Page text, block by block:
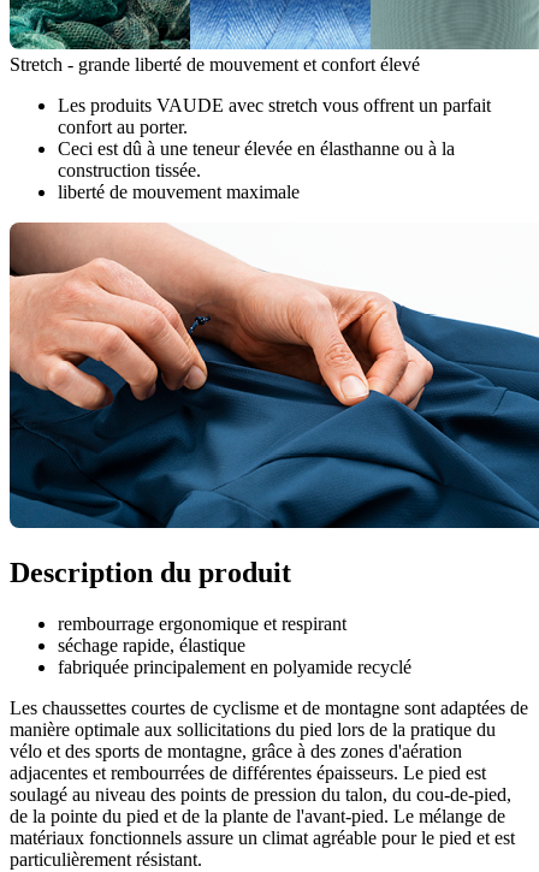
Stretch - grande liberté de mouvement et confort élevé
Les produits VAUDE avec stretch vous offrent un parfait
confort au porter.
Ceci est dû à une teneur élevée en élasthanne ou à la
construction tissée.
liberté de mouvement maximale
Description du produit
rembourrage ergonomique et respirant
séchage rapide, élastique
fabriquée principalement en polyamide recyclé
Les chaussettes courtes de cyclisme et de montagne sont adaptées de
manière optimale aux sollicitations du pied lors de la pratique du
vélo et des sports de montagne, grâce à des zones d'aération
adjacentes et rembourrées de différentes épaisseurs. Le pied est
soulagé au niveau des points de pression du talon, du cou-de-pied,
de la pointe du pied et de la plante de l'avant-pied. Le mélange de
matériaux fonctionnels assure un climat agréable pour le pied et est
particulièrement résistant.